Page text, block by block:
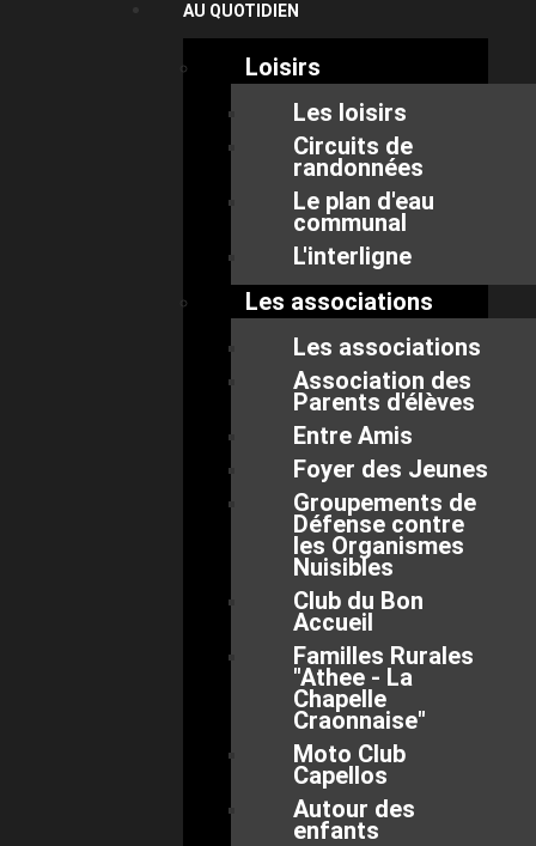
AU QUOTIDIEN
Loisirs
Les loisirs
Circuits de
randonnées
Le plan d'eau
communal
L'interligne
Les associations
Les associations
Association des
Parents d'élèves
Entre Amis
Foyer des Jeunes
Groupements de
Défense contre
les Organismes
Nuisibles
Club du Bon
Accueil
Familles Rurales
"Athee - La
Chapelle
Craonnaise"
Moto Club
Capellos
Autour des
enfants